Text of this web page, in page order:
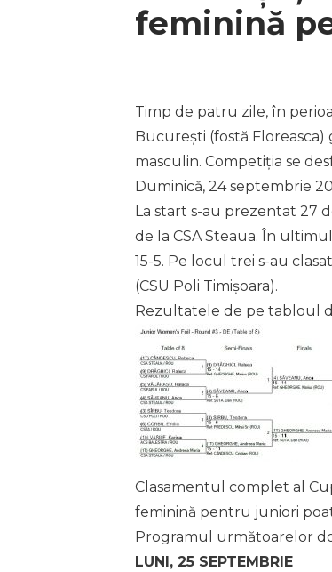
feminină
Timp de patru zile, în
București (fostă Floreasca)
masculin. Competiția se
Duminică, 24 septembrie
La start s-au prezentat 27
de la CSA Steaua. În
15-5. Pe locul trei s-au
(CSU Poli Timișoara).
Rezultatele de pe tabloul
Clasamentul complet al
feminină pentru juniori
Programul următoarelor
LUNI, 25 SEPTEMBRIE